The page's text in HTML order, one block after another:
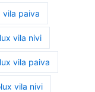
vila paiva
vila nivi
vila paiva
vila nivi